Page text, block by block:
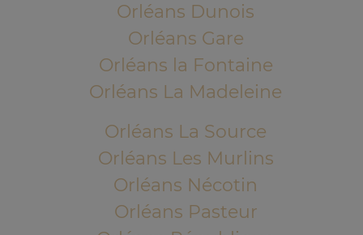
Orléans Dunois
Orléans Gare
Orléans la Fontaine
Orléans La Madeleine
Orléans La Source
Orléans Les Murlins
Orléans Nécotin
Orléans Pasteur